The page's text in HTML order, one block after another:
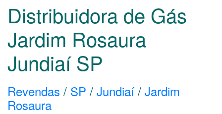
Distribuidora de Gás
Jardim Rosaura
Jundiaí SP
Revendas / SP / Jundiaí / Jardim
Rosaura